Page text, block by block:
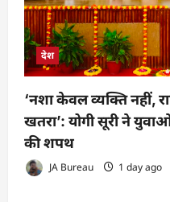
देश
‘नशा केवल व्यक्ति नहीं,
खतरा’: योगी सूरी ने
की शपथ
JA Bureau 1 day ago